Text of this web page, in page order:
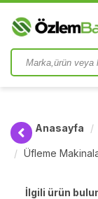
Anasayfa
Üfleme
İlgili ürün